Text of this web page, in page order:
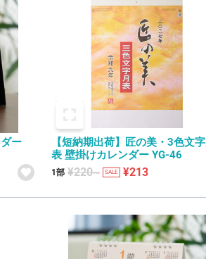
ー
【短納期出荷】匠の美・3色文字
表 壁掛けカレンダー YG-46
1部 ¥220~ SALE ¥213